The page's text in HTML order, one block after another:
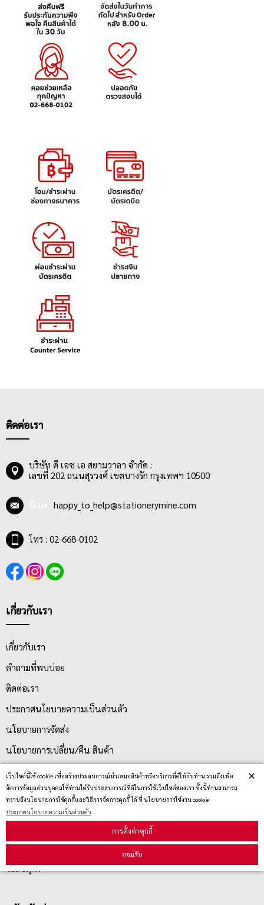
เว็ปไซต์นี้ใช้ cookie เพื่อสร้างประสบการณ์นำเสนอสินค้าหรือบริการที่ดีให้กับท่าน รวมถึงเพื่อ
จัดการข้อมูลส่วนบุคคลให้ท่านได้รับประสบการณ์ที่ดีในการใช้เว็ปไซต์ของเรา ทั้งนี้ท่านสามารถ
ทราบถึงนโยบายการใช้คุกกี้และวิธีการจัดการคุกกี้ ได้ ที่ นโยบายการใช้งาน cookie
ประกาศนโยบายความเป็นส่วนตัว
การตั้งค่าคุกกี้
ยอมรับ
×
ติดต่อเรา
บริษัท ดี เอช เอ สยามวาลา จำกัด :
เลขที่ 202 ถนนสุรวงศ์ เขตบางรัก กรุงเทพฯ 10500
happy_to_help@stationerymine.com
โทร : 02-668-0102
เกี่ยวกับเรา
เกี่ยวกับเรา
คำถามที่พบบ่อย
ติดต่อเรา
ประกาศนโยบายความเป็นส่วนตัว
นโยบายการจัดส่ง
นโยบายการเปลี่ยน/คืน สินค้า
บริการลูกค้า
คู่มือนักช้อป
วิธีลบคุกกี้